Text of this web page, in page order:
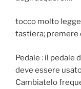
tocco molto
tastiera; premere
Pedale : il pedale
deve essere
Cambiatelo